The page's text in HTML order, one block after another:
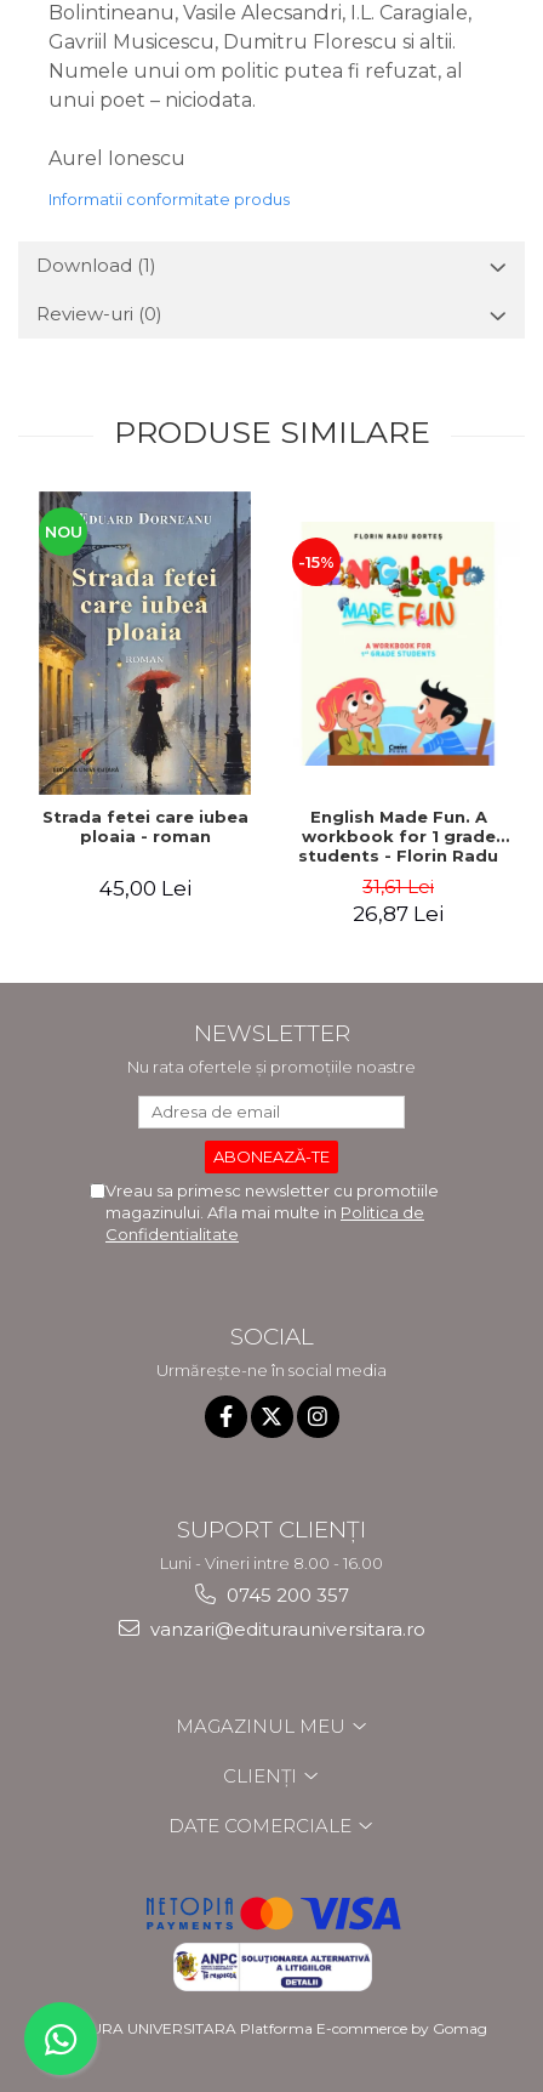
Bolintineanu, Vasile Alecsandri, I.L. Caragiale,
Gavriil Musicescu, Dumitru Florescu si altii.
Numele unui om politic putea fi refuzat, al
unui poet – niciodata.
Aurel Ionescu
Informatii conformitate produs
Download (1)
Review-uri (0)
PRODUSE SIMILARE
NOU
Strada fetei care iubea
ploaia - roman
45,00 Lei
-15%
English Made Fun. A
workbook for 1 grade
students - Florin Radu
31,61 Lei
26,87 Lei
NEWSLETTER
Nu rata ofertele și promoțiile noastre
Vreau sa primesc newsletter cu promotiile
magazinului. Afla mai multe in Politica de
Confidentialitate
SOCIAL
Urmărește-ne în social media
SUPORT CLIENȚI
Luni - Vineri intre 8.00 - 16.00
0745 200 357
vanzari@editurauniversitara.ro
MAGAZINUL MEU
CLIENȚI
DATE COMERCIALE
EDITURA UNIVERSITARA Platforma E-commerce by Gomag